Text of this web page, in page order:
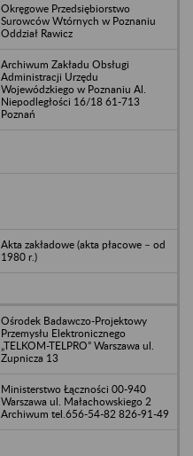
Okręgowe Przedsiębiorstwo
Surowców Wtórnych w Poznaniu
Oddział Rawicz
Archiwum Zakładu Obsługi
Administracji Urzędu
Wojewódzkiego w Poznaniu Al.
Niepodległości 16/18 61-713
Poznań
Akta zakładowe (akta płacowe – od
1980 r.)
Ośrodek Badawczo-Projektowy
Przemysłu Elektronicznego
„TELKOM-TELPRO” Warszawa ul.
Zupnicza 13
Ministerstwo Łączności 00-940
Warszawa ul. Małachowskiego 2
Archiwum tel.656-54-82 826-91-49